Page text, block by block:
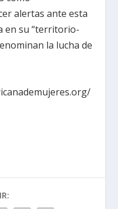
alertas ante esta
en su “territorio-
la lucha de